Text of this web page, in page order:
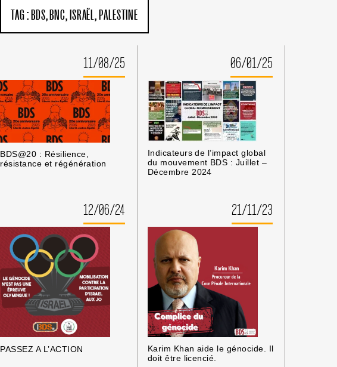
CRIMINEL·LES
DE
GUERRE
ISRAÉLIEN·NES
PRÉSUMÉ·ES
DANS
LES
MILIEUX
OU
CULTURELS
TAG : BDS BNC ISRAËL PALESTINE
11/08/25
BDS@20 : Résilience,
résistance et régénération
06/01/25
Indicateurs de l’impact global
du mouvement BDS : Juillet –
Décembre 2024
12/06/24
PASSEZ A L’ACTION
21/11/23
Karim Khan aide le génocide. Il
doit être licencié.